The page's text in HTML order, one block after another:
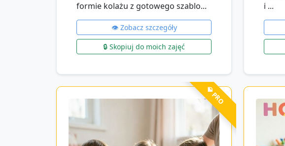
formie kolażu z gotowego szablo...
👁️ Zobacz szczegóły
🔒 Skopiuj do moich zajęć
i ...
💎 PRO